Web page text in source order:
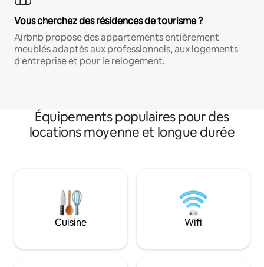
Vous cherchez des résidences de tourisme ?
Airbnb propose des appartements entièrement
meublés adaptés aux professionnels, aux logements
d'entreprise et pour le relogement.
Équipements populaires pour des
locations moyenne et longue durée
Cuisine Wifi